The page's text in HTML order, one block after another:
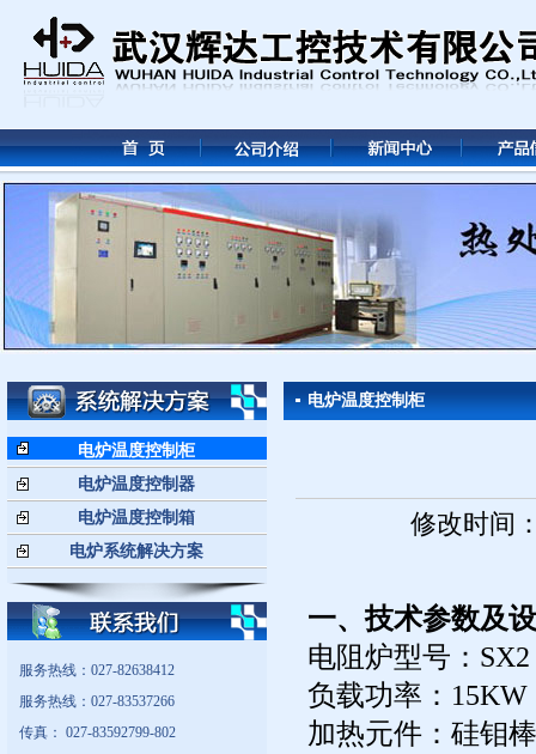
电炉温度控制柜
电炉温度控制器
电炉温度控制箱
电炉系统解决方案
服务热线：027-82638412
服务热线：027-83537266
传真： 027-83592799-802
电炉温度控制柜
修改时间
一、技术参数及
电阻炉型号：SX2
负载功率：15KW
加热元件：硅钼